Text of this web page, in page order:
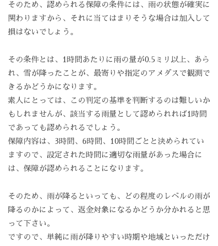
そのため、認められる保障の条件には、雨の状態が確実に
関わりますから、それに当てはまりそうな場合は加入して
損はないでしょう。
その条件とは、1時間あたりに雨の量が0.5ミリ以上、あら
れ、雪が降ったことが、最寄りや指定のアメダスで観測で
きるかどうかになります。
素人にとっては、この判定の基準を判断するのは難しいか
もしれませんが、該当する雨量として認められれば1時間
であっても認められるでしょう。
保障内容は、3時間、6時間、10時間ごとと決められてい
ますので、設定された時間に適切な雨量があった場合に
は、保障が認められることになります。
そのため、雨が降るといっても、どの程度のレベルの雨が
降るのかによって、返金対象になるかどうか分かれると思
って下さい。
ですので、単純に雨が降りやすい時期や地域といっただけ